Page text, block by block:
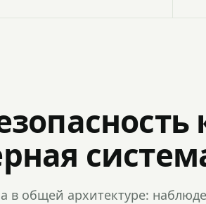
в общей архитектуре: